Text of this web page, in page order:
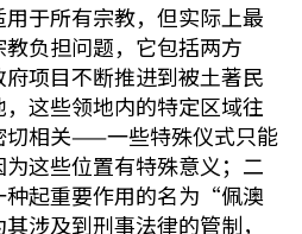
于所有宗教，但实际上最
负担问题，它包括两方
项目不断推进到被土著民
这些领地内的特定区域往
切相关——一些特殊仪式只能
这些位置有特殊意义；二
种起重要作用的名为“佩澳
涉及到刑事法律的管制，